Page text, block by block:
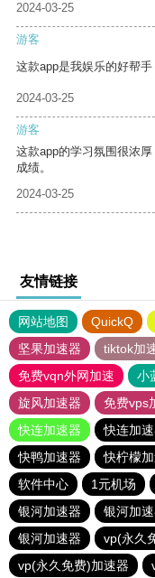
2024-03-25
游客
这款app是我娱乐的好帮
2024-03-25
游客
这款app的学习氛围很浓
成绩。
2024-03-25
友情链接
网站地图 QuickQ
坚果加速器
tiktok加
免费vqn外网加速
小
旋风加速器
免费vps
快连加速器
快连加
快鸭加速器
快柠檬
软件中心
1元机场
银河加速器
银河加
银河加速器
vp(永久
vp(永久免费)加速器